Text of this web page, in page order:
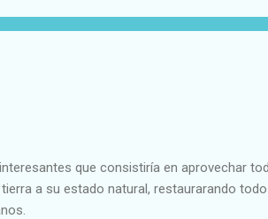
que consistiría en aprovechar
a su estado natural, restaurarando